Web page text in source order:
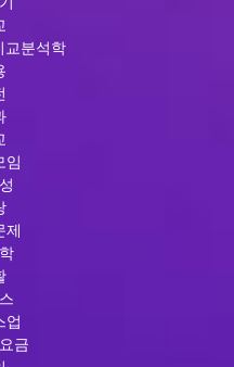
교분석학
임
제
업
금